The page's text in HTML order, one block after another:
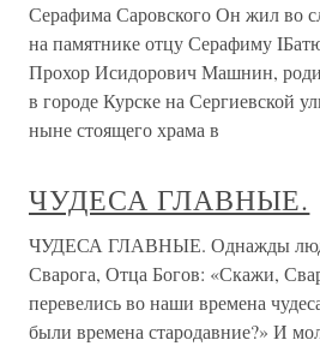
Серафима Саровского Он жил во
на памятнике отцу Серафиму
Прохор Исидорович Машнин,
в городе Курске на Сергиевской
ныне стоящего храма в
ЧУДЕСА ГЛАВНЫЕ.
ЧУДЕСА ГЛАВНЫЕ. Однажды
Сварога, Отца Богов: «Скажи,
перевелись во наши времена
были времена стародавние?» И